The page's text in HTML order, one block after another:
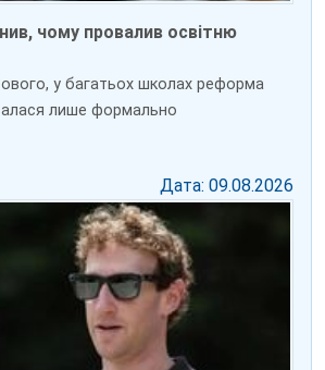
чому провалив освітню
у багатьох школах реформа
лише формально
Дата: 09.08.2026